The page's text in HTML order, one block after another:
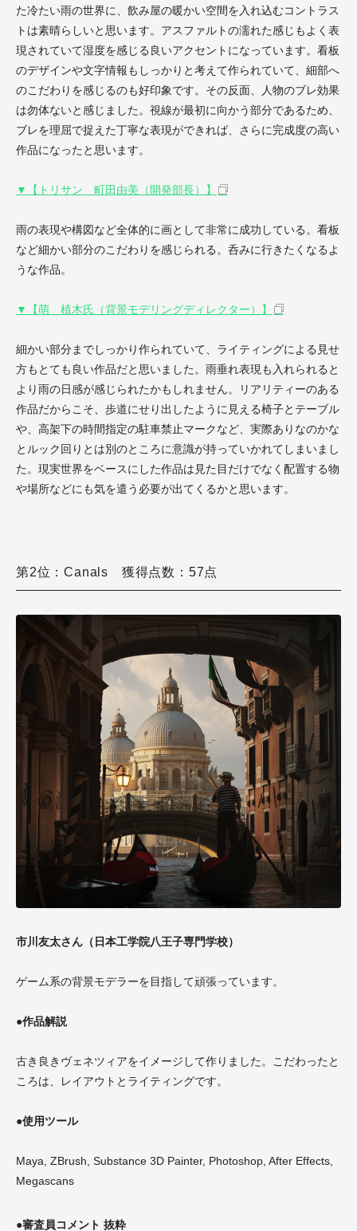
た冷たい雨の世界に、飲み屋の暖かい空間を入れ込むコントラス
トは素晴らしいと思います。アスファルトの濡れた感じもよく表
現されていて湿度を感じる良いアクセントになっています。看板
のデザインや文字情報もしっかりと考えて作られていて、細部へ
のこだわりを感じるのも好印象です。その反面、人物のブレ効果
は勿体ないと感じました。視線が最初に向かう部分であるため、
ブレを理屈で捉えた丁寧な表現ができれば、さらに完成度の高い
作品になったと思います。
▼【トリサン 町田由美（開発部長）】
雨の表現や構図など全体的に画として非常に成功している。看板
など細かい部分のこだわりを感じられる。呑みに行きたくなるよ
うな作品。
▼【萌 植木氏（背景モデリングディレクター）】
細かい部分までしっかり作られていて、ライティングによる見せ
方もとても良い作品だと思いました。雨垂れ表現も入れられると
より雨の日感が感じられたかもしれません。リアリティーのある
作品だからこそ、歩道にせり出したように見える椅子とテーブル
や、高架下の時間指定の駐車禁止マークなど、実際ありなのかな
とルック回りとは別のところに意識が持っていかれてしまいまし
た。現実世界をベースにした作品は見た目だけでなく配置する物
や場所などにも気を遣う必要が出てくるかと思います。
第2位：Canals 獲得点数：57点
市川友太さん（日本工学院八王子専門学校）
ゲーム系の背景モデラーを目指して頑張っています。
●作品解説
古き良きヴェネツィアをイメージして作りました。こだわったと
ころは、レイアウトとライティングです。
●使用ツール
Maya, ZBrush, Substance 3D Painter, Photoshop, After Effects,
Megascans
●審査員コメント 抜粋